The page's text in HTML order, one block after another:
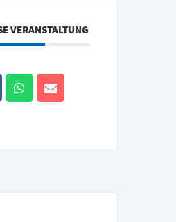
VERANSTALTUNG